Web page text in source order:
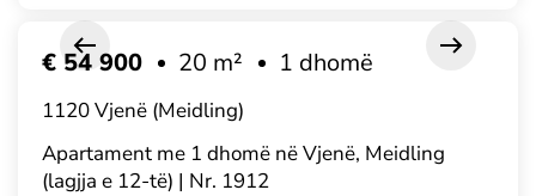
Apartament me 1 dhomë në Vjenë, Meidling
(lagjja e 12-të) | Nr. 1912
€ 54 900 20 m² 1 dhomë
1120 Vjenë (Meidling)